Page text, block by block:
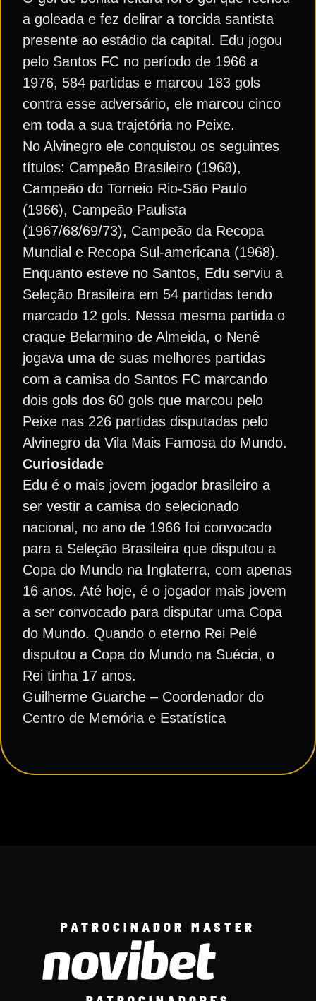
a goleada e fez delirar a torcida santista
presente ao estádio da capital. Edu jogou
pelo Santos FC no período de 1966 a
1976, 584 partidas e marcou 183 gols
contra esse adversário, ele marcou cinco
em toda a sua trajetória no Peixe.
No Alvinegro ele conquistou os seguintes
títulos: Campeão Brasileiro (1968),
Campeão do Torneio Rio-São Paulo
(1966), Campeão Paulista
(1967/68/69/73), Campeão da Recopa
Mundial e Recopa Sul-americana (1968).
Enquanto esteve no Santos, Edu serviu a
Seleção Brasileira em 54 partidas tendo
marcado 12 gols. Nessa mesma partida o
craque Belarmino de Almeida, o Nenê
jogava uma de suas melhores partidas
com a camisa do Santos FC marcando
dois gols dos 60 gols que marcou pelo
Peixe nas 226 partidas disputadas pelo
Alvinegro da Vila Mais Famosa do Mundo.
Curiosidade
Edu é o mais jovem jogador brasileiro a
ser vestir a camisa do selecionado
nacional, no ano de 1966 foi convocado
para a Seleção Brasileira que disputou a
Copa do Mundo na Inglaterra, com apenas
16 anos. Até hoje, é o jogador mais jovem
a ser convocado para disputar uma Copa
do Mundo. Quando o eterno Rei Pelé
disputou a Copa do Mundo na Suécia, o
Rei tinha 17 anos.
Guilherme Guarche – Coordenador do
Centro de Memória e Estatística
PATROCINADOR MASTER